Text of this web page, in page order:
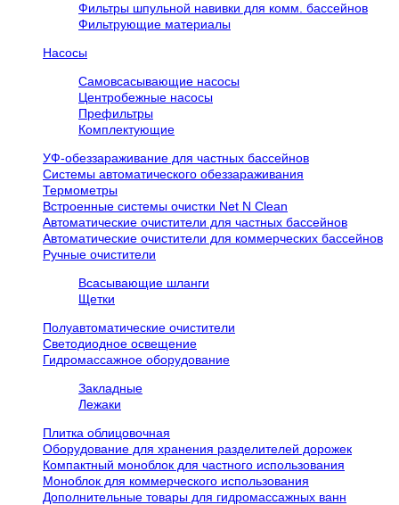
Фильтры шпульной навивки для комм. бассейнов
Фильтрующие материалы
Насосы
Самовсасывающие насосы
Центробежные насосы
Префильтры
Комплектующие
УФ-обеззараживание для частных бассейнов
Системы автоматического обеззараживания
Термометры
Встроенные системы очистки Net N Clean
Автоматические очистители для частных бассейнов
Автоматические очистители для коммерческих бассейнов
Ручные очистители
Всасывающие шланги
Щетки
Полуавтоматические очистители
Светодиодное освещение
Гидромассажное оборудование
Закладные
Лежаки
Плитка облицовочная
Оборудование для хранения разделителей дорожек
Компактный моноблок для частного использования
Моноблок для коммерческого использования
Дополнительные товары для гидромассажных ванн